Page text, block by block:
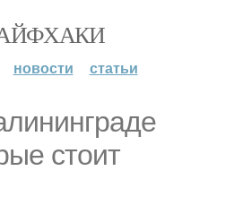
новости статьи
стоит